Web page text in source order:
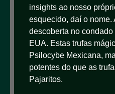
insights ao nosso
esquecido, daí o nome.
descoberta no
EUA. Estas trufas
Psilocybe Mexicana,
potentes do que as
Pajaritos.